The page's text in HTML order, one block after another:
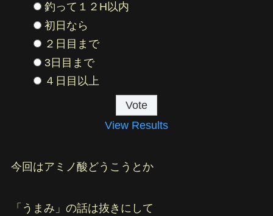
釣って１２H以内
初日なら
２日目まで
3日目まで
４日目以上
View Results
今回はアミノ酸どうこうとか
「うまみ」の話は抜きにして